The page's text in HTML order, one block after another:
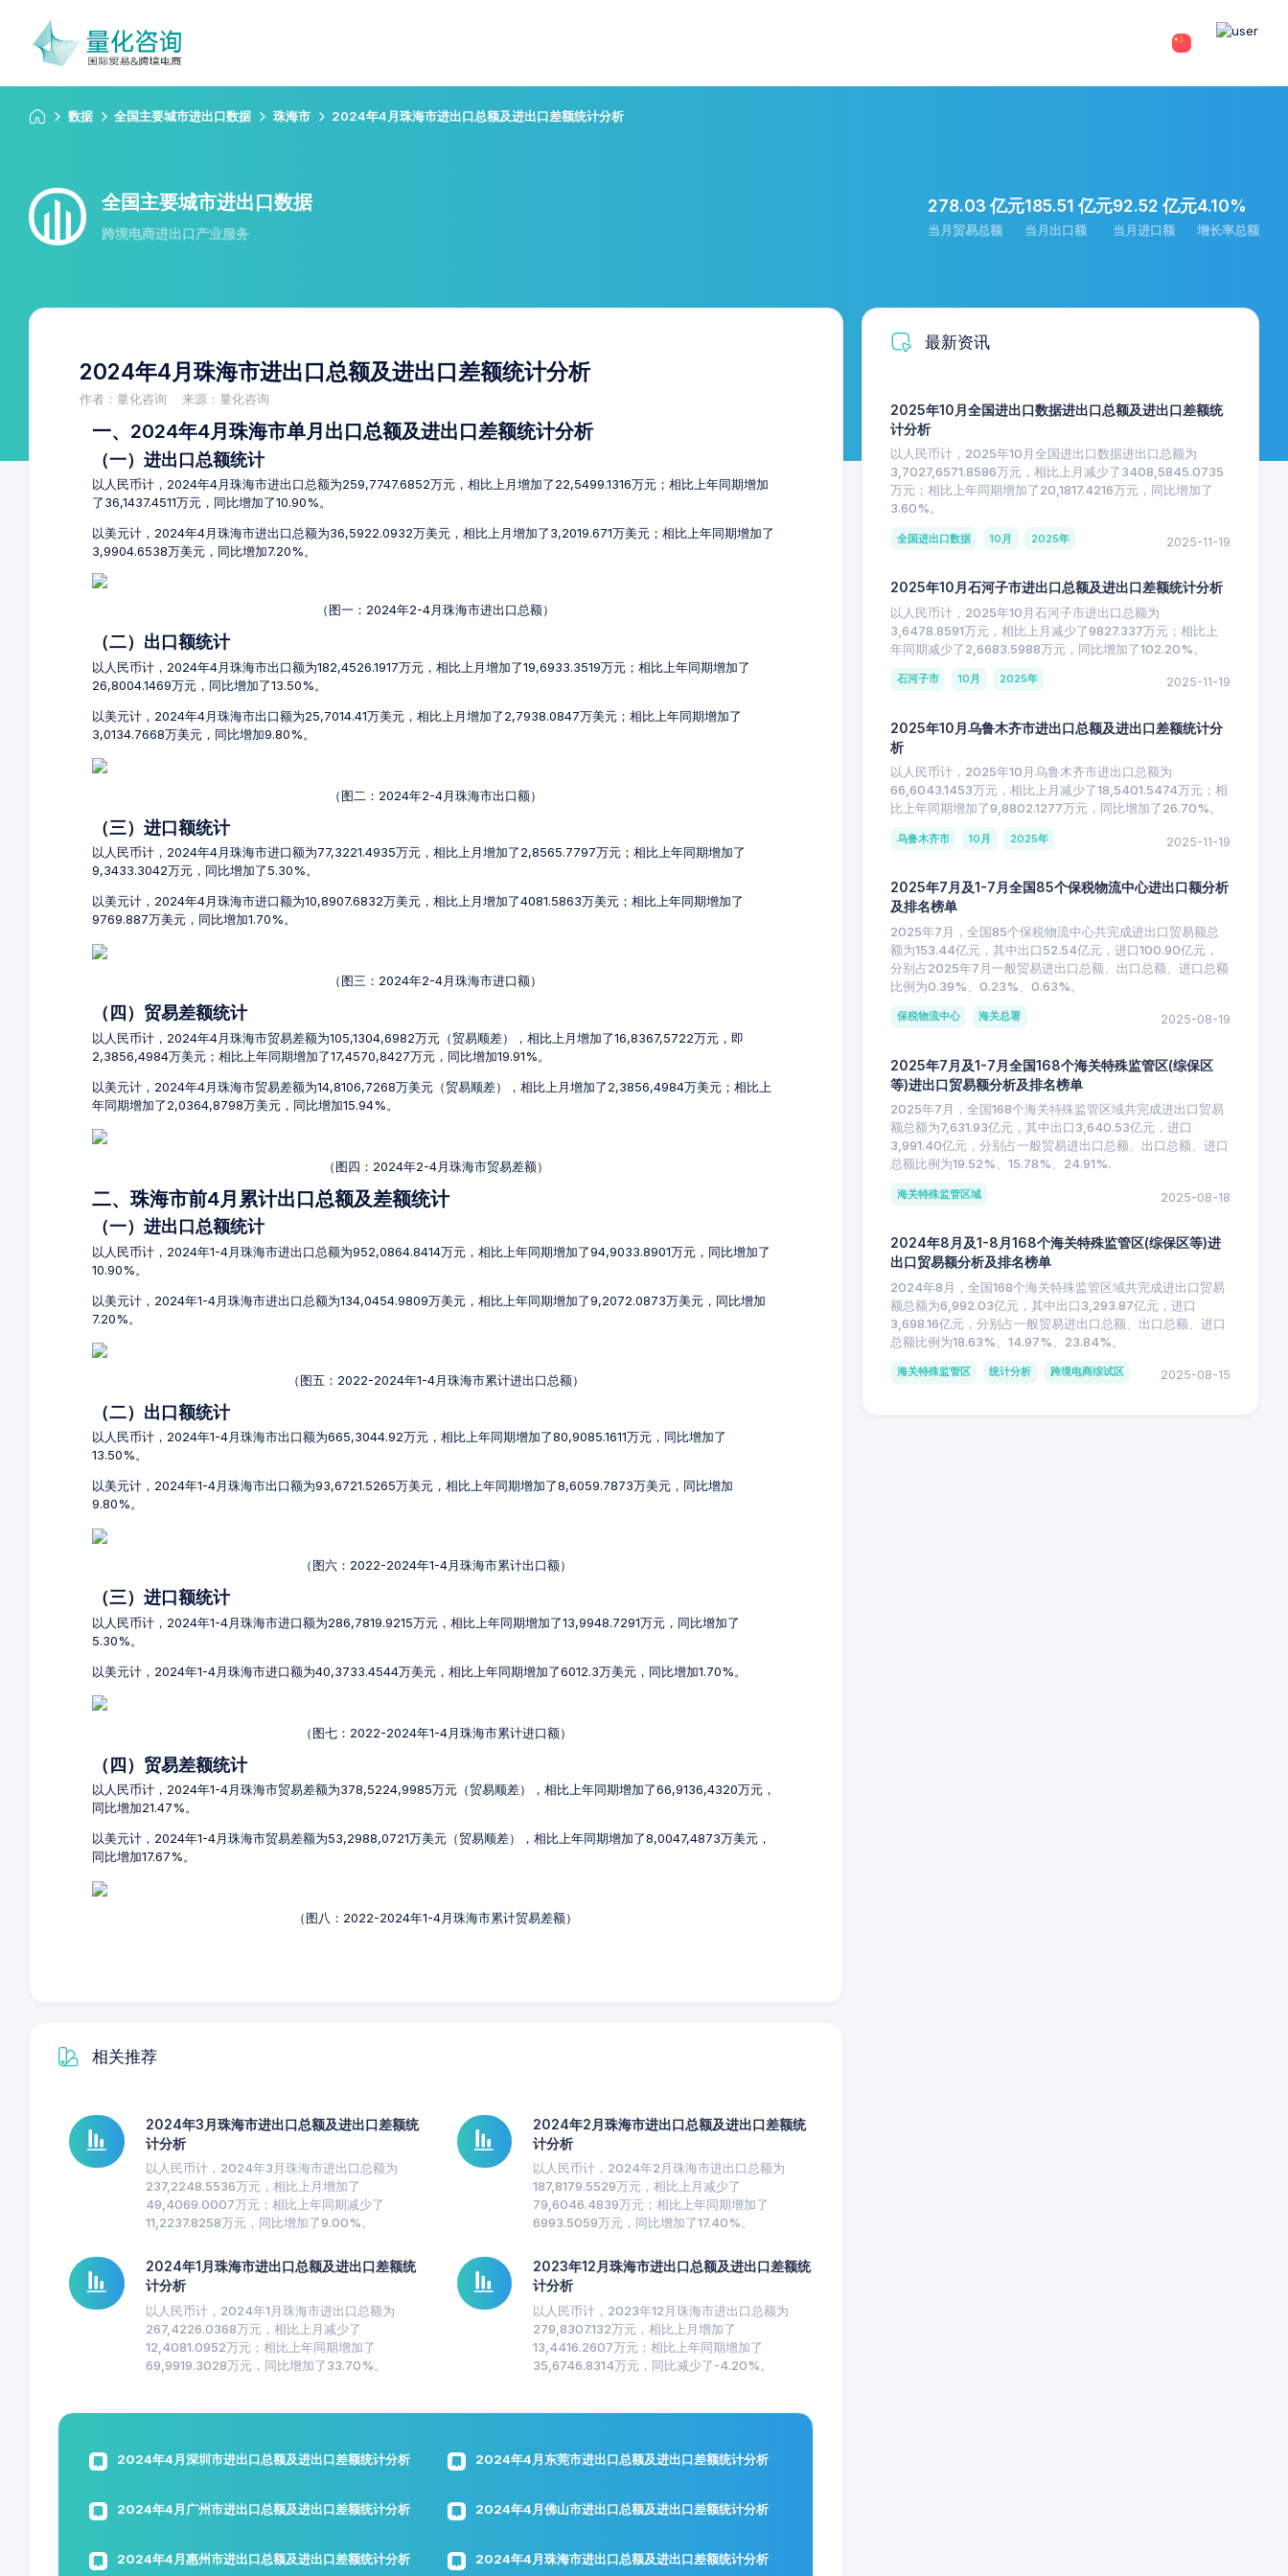
数据 全国主要城市进出口数据 珠海市 2024年4月珠海市进出口总额及进出口差额统计分析
全国主要城市进出口数据
跨境电商进出口产业服务
278.03 亿元
当月贸易总额
185.51 亿元
当月出口额
92.52 亿元
当月进口额
4.10%
增长率总额
2024年4月珠海市进出口总额及进出口差额统计分析
作者：量化咨询 来源：量化咨询
一、2024年4月珠海市单月出口总额及进出口差额统计分析
（一）进出口总额统计
以人民币计，2024年4月珠海市进出口总额为259,7747.6852万元，相比上月增加了22,5499.1316万元；相比上年同期增加
了36,1437.4511万元，同比增加了10.90%。
以美元计，2024年4月珠海市进出口总额为36,5922.0932万美元，相比上月增加了3,2019.671万美元；相比上年同期增加了
3,9904.6538万美元，同比增加7.20%。
（图一：2024年2-4月珠海市进出口总额）
（二）出口额统计
以人民币计，2024年4月珠海市出口额为182,4526.1917万元，相比上月增加了19,6933.3519万元；相比上年同期增加了
26,8004.1469万元，同比增加了13.50%。
以美元计，2024年4月珠海市出口额为25,7014.41万美元，相比上月增加了2,7938.0847万美元；相比上年同期增加了
3,0134.7668万美元，同比增加9.80%。
（图二：2024年2-4月珠海市出口额）
（三）进口额统计
以人民币计，2024年4月珠海市进口额为77,3221.4935万元，相比上月增加了2,8565.7797万元；相比上年同期增加了
9,3433.3042万元，同比增加了5.30%。
以美元计，2024年4月珠海市进口额为10,8907.6832万美元，相比上月增加了4081.5863万美元；相比上年同期增加了
9769.887万美元，同比增加1.70%。
（图三：2024年2-4月珠海市进口额）
（四）贸易差额统计
以人民币计，2024年4月珠海市贸易差额为105,1304,6982万元（贸易顺差），相比上月增加了16,8367,5722万元，即
2,3856,4984万美元；相比上年同期增加了17,4570,8427万元，同比增加19.91%。
以美元计，2024年4月珠海市贸易差额为14,8106,7268万美元（贸易顺差），相比上月增加了2,3856,4984万美元；相比上
年同期增加了2,0364,8798万美元，同比增加15.94%。
（图四：2024年2-4月珠海市贸易差额）
二、珠海市前4月累计出口总额及差额统计
（一）进出口总额统计
以人民币计，2024年1-4月珠海市进出口总额为952,0864.8414万元，相比上年同期增加了94,9033.8901万元，同比增加了
10.90%。
以美元计，2024年1-4月珠海市进出口总额为134,0454.9809万美元，相比上年同期增加了9,2072.0873万美元，同比增加
7.20%。
（图五：2022-2024年1-4月珠海市累计进出口总额）
（二）出口额统计
以人民币计，2024年1-4月珠海市出口额为665,3044.92万元，相比上年同期增加了80,9085.1611万元，同比增加了
13.50%。
以美元计，2024年1-4月珠海市出口额为93,6721.5265万美元，相比上年同期增加了8,6059.7873万美元，同比增加
9.80%。
（图六：2022-2024年1-4月珠海市累计出口额）
（三）进口额统计
以人民币计，2024年1-4月珠海市进口额为286,7819.9215万元，相比上年同期增加了13,9948.7291万元，同比增加了
5.30%。
以美元计，2024年1-4月珠海市进口额为40,3733.4544万美元，相比上年同期增加了6012.3万美元，同比增加1.70%。
（图七：2022-2024年1-4月珠海市累计进口额）
（四）贸易差额统计
以人民币计，2024年1-4月珠海市贸易差额为378,5224,9985万元（贸易顺差），相比上年同期增加了66,9136,4320万元，
同比增加21.47%。
以美元计，2024年1-4月珠海市贸易差额为53,2988,0721万美元（贸易顺差），相比上年同期增加了8,0047,4873万美元，
同比增加17.67%。
（图八：2022-2024年1-4月珠海市累计贸易差额）
相关推荐
2024年3月珠海市进出口总额及进出口差额统
计分析
以人民币计，2024年3月珠海市进出口总额为
237,2248.5536万元，相比上月增加了
49,4069.0007万元；相比上年同期减少了
11,2237.8258万元，同比增加了9.00%。
2024年2月珠海市进出口总额及进出口差额统
计分析
以人民币计，2024年2月珠海市进出口总额为
187,8179.5529万元，相比上月减少了
79,6046.4839万元；相比上年同期增加了
6993.5059万元，同比增加了17.40%。
2024年1月珠海市进出口总额及进出口差额统
计分析
以人民币计，2024年1月珠海市进出口总额为
267,4226.0368万元，相比上月减少了
12,4081.0952万元；相比上年同期增加了
69,9919.3028万元，同比增加了33.70%。
2023年12月珠海市进出口总额及进出口差额统
计分析
以人民币计，2023年12月珠海市进出口总额为
279,8307.132万元，相比上月增加了
13,4416.2607万元；相比上年同期增加了
35,6746.8314万元，同比减少了-4.20%。
2024年4月深圳市进出口总额及进出口差额统计分析 2024年4月东莞市进出口总额及进出口差额统计分析
2024年4月广州市进出口总额及进出口差额统计分析 2024年4月佛山市进出口总额及进出口差额统计分析
2024年4月惠州市进出口总额及进出口差额统计分析 2024年4月珠海市进出口总额及进出口差额统计分析
最新资讯
2025年10月全国进出口数据进出口总额及进出口差额统
计分析
以人民币计，2025年10月全国进出口数据进出口总额为
3,7027,6571.8586万元，相比上月减少了3408,5845.0735
万元；相比上年同期增加了20,1817.4216万元，同比增加了
3.60%。
全国进出口数据 10月 2025年 2025-11-19
2025年10月石河子市进出口总额及进出口差额统计分析
以人民币计，2025年10月石河子市进出口总额为
3,6478.8591万元，相比上月减少了9827.337万元；相比上
年同期减少了2,6683.5988万元，同比增加了102.20%。
石河子市 10月 2025年 2025-11-19
2025年10月乌鲁木齐市进出口总额及进出口差额统计分
析
以人民币计，2025年10月乌鲁木齐市进出口总额为
66,6043.1453万元，相比上月减少了18,5401.5474万元；相
比上年同期增加了9,8802.1277万元，同比增加了26.70%。
乌鲁木齐市 10月 2025年 2025-11-19
2025年7月及1-7月全国85个保税物流中心进出口额分析
及排名榜单
2025年7月，全国85个保税物流中心共完成进出口贸易额总
额为153.44亿元，其中出口52.54亿元，进口100.90亿元，
分别占2025年7月一般贸易进出口总额、出口总额、进口总额
比例为0.39%、0.23%、0.63%。
保税物流中心 海关总署 2025-08-19
2025年7月及1-7月全国168个海关特殊监管区(综保区
等)进出口贸易额分析及排名榜单
2025年7月，全国168个海关特殊监管区域共完成进出口贸易
额总额为7,631.93亿元，其中出口3,640.53亿元，进口
3,991.40亿元，分别占一般贸易进出口总额、出口总额、进口
总额比例为19.52%、15.78%、24.91%.
海关特殊监管区域 2025-08-18
2024年8月及1-8月168个海关特殊监管区(综保区等)进
出口贸易额分析及排名榜单
2024年8月，全国168个海关特殊监管区域共完成进出口贸易
额总额为6,992.03亿元，其中出口3,293.87亿元，进口
3,698.16亿元，分别占一般贸易进出口总额、出口总额、进口
总额比例为18.63%、14.97%、23.84%。
海关特殊监管区 统计分析 跨境电商综试区 2025-08-15